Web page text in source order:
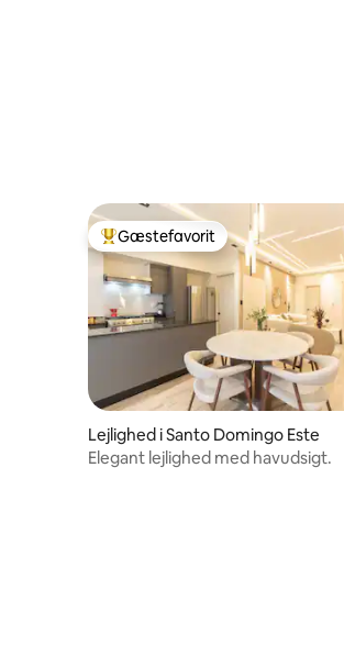
Bedste gæstefavorit
Gæstefavorit
Lejlighed i Santo Domingo Este
Elegant lejlighed med havudsigt.